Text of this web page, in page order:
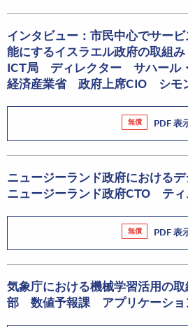
インタビュー：市民中心でサー
能にするイスラエル政府の取組
ICT局 ディレクター サハール
経済産業省 政府上席CIO シモ
無償 PDF 表
ニュージーランド政府における
ニュージーランド政府CTO ティ
無償 PDF 表
気象庁における機械学習活用の
部 数値予報課 アプリケーシ